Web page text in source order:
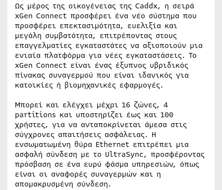
Ως μέρος της οικογένειας της Caddx, η σειρά
xGen Connect προσφέρει ένα νέο σύστημα που
προσφέρει επεκτασιμότητα, ευελιξία και
μεγάλη συμβατότητα, επιτρέποντας στους
επαγγελματίες εγκαταστάτες να αξιοποιούν μια
ενιαία πλατφόρμα για νέες εγκαταστάσεις. Το
xGen Connect είναι ένας έξυπνος υβριδικός
πίνακας συναγερμού που είναι ιδανικός για
κατοικίες ή βιομηχανικές εφαρμογές.
Μπορεί και ελέγχει μέχρι 16 ζώνες, 4
partitions και υποστηρίζει έως και 100
χρήστες, για να ανταποκρίνεται άμεσα στις
σύγχρονες απαιτήσεις ασφάλειας. Η
ενσωματωμένη θύρα Ethernet επιτρέπει μια
ασφαλή σύνδεση με το UltraSync, προσφέροντας
πρόσβαση σε ένα ευρύ φάσμα υπηρεσιών, όπως
είναι οι αναφορές συναγερμών και η
απομακρυσμένη σύνδεση.